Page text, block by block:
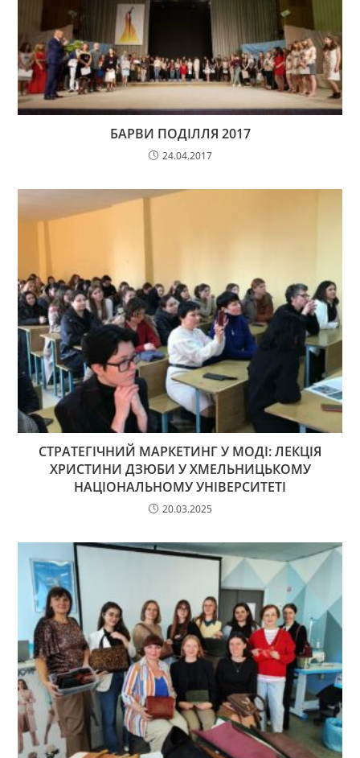
БАРВИ ПОДІЛЛЯ 2017
24.04.2017
СТРАТЕГІЧНИЙ МАРКЕТИНГ У МОДІ: ЛЕКЦІЯ
ХРИСТИНИ ДЗЮБИ У ХМЕЛЬНИЦЬКОМУ
НАЦІОНАЛЬНОМУ УНІВЕРСИТЕТІ
20.03.2025